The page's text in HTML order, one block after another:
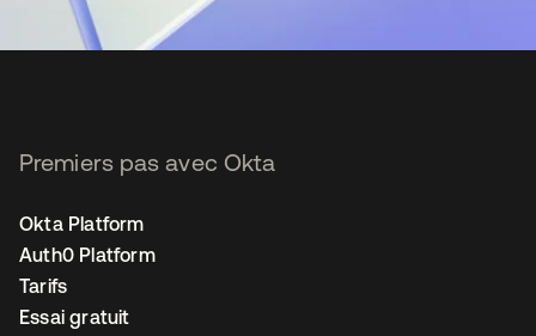
Premiers pas avec Okta
Okta Platform
Auth0 Platform
Tarifs
Essai gratuit